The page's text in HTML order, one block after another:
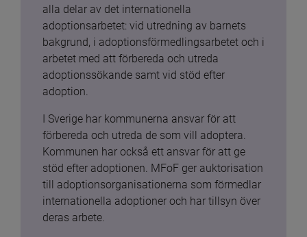
alla delar av det internationella
adoptionsarbetet: vid utredning av barnets
bakgrund, i adoptionsförmedlingsarbetet och i
arbetet med att förbereda och utreda
adoptionssökande samt vid stöd efter
adoption.
I Sverige har kommunerna ansvar för att
förbereda och utreda de som vill adoptera.
Kommunen har också ett ansvar för att ge
stöd efter adoptionen. MFoF ger auktorisation
till adoptionsorganisationerna som förmedlar
internationella adoptioner och har tillsyn över
deras arbete.